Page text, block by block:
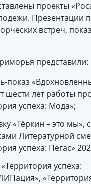
проекты
Презентации
встреч,
представили:
показ
шести лет работы
успеха: Мода»;
«Тёркин – это мы»,
Литературной
успеха: Пегас»
успеха: